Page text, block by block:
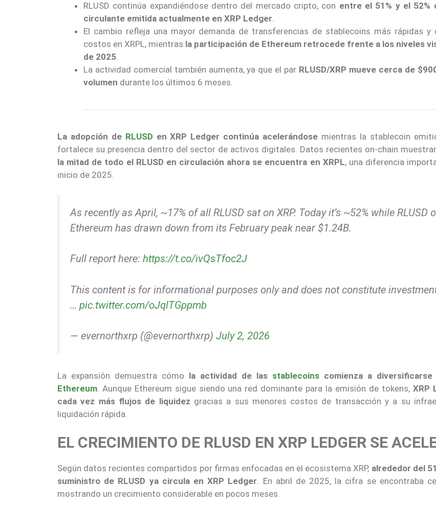
RLUSD continúa expandiéndose dentro del mercado cripto, con entre el 51% y el 52%
circulante emitida actualmente en XRP Ledger.
El cambio refleja una mayor demanda de transferencias de stablecoins más rápidas y
costos en XRPL, mientras la participación de Ethereum retrocede frente a los niveles
de 2025.
La actividad comercial también aumenta, ya que el par RLUSD/XRP mueve cerca de
volumen durante los últimos 6 meses.
La adopción de RLUSD en XRP Ledger continúa acelerándose mientras la stablecoin
fortalece su presencia dentro del sector de activos digitales. Datos recientes on-chain
la mitad de todo el RLUSD en circulación ahora se encuentra en XRPL, una diferencia
inicio de 2025.
As recently as April, ~17% of all RLUSD sat on XRP. Today it’s ~52% while RLUSD
Ethereum has drawn down from its February peak near $1.24B.
Full report here: https://t.co/ivQsTfoc2J
This content is for informational purposes only and does not constitute
… pic.twitter.com/oJqlTGppmb
— evernorthxrp (@evernorthxrp) July 2, 2026
La expansión demuestra cómo la actividad de las stablecoins comienza a
Ethereum . Aunque Ethereum sigue siendo una red dominante para la emisión de tokens, XRP
cada vez más flujos de liquidez gracias a sus menores costos de transacción y a su
liquidación rápida.
EL CRECIMIENTO DE RLUSD EN XRP LEDGER SE
Según datos recientes compartidos por firmas enfocadas en el ecosistema XRP, alrededor del
suministro de RLUSD ya circula en XRP Ledger. En abril de 2025, la cifra se encontraba
mostrando un crecimiento considerable en pocos meses.